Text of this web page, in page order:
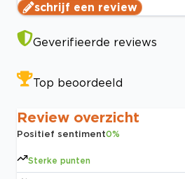
schrijf een review
Geverifieerde reviews
Top beoordeeld
Review overzicht
Positief sentiment0%
Sterke punten